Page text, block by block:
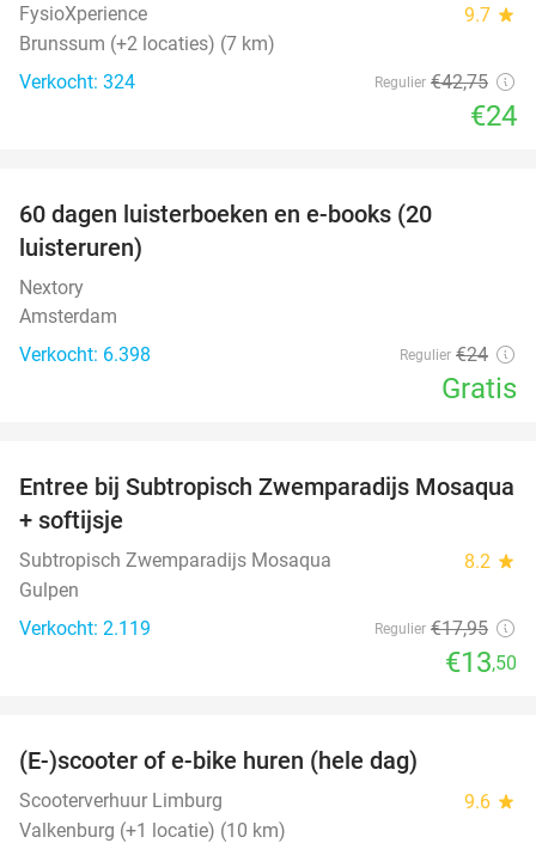
FysioXperience 9.7 star
Brunssum (+2 locaties) (7 km)
Verkocht: 324
Regulier €42,75
€24
60 dagen luisterboeken en e-books (20
luisteruren)
Nextory
Amsterdam
Verkocht: 6.398
Regulier €24
Gratis
25%
Entree bij Subtropisch Zwemparadijs Mosaqua
+ softijsje
Subtropisch Zwemparadijs Mosaqua 8.2 star
Gulpen
Verkocht: 2.119
Regulier €17,95
€13,50
(E-)scooter of e-bike huren (hele dag)
Scooterverhuur Limburg 9.6 star
Valkenburg (+1 locatie) (10 km)